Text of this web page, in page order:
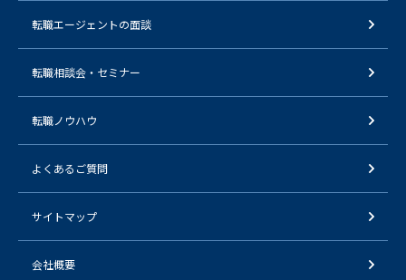
転職エージェントの面談
転職相談会・セミナー
転職ノウハウ
よくあるご質問
サイトマップ
会社概要